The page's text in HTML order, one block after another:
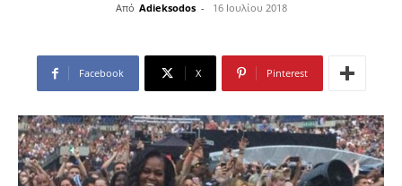
Από Adieksodos - 16 Ιουλίου 2018
Facebook X Pinterest